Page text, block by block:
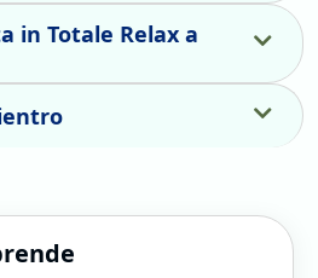
in Totale Relax a